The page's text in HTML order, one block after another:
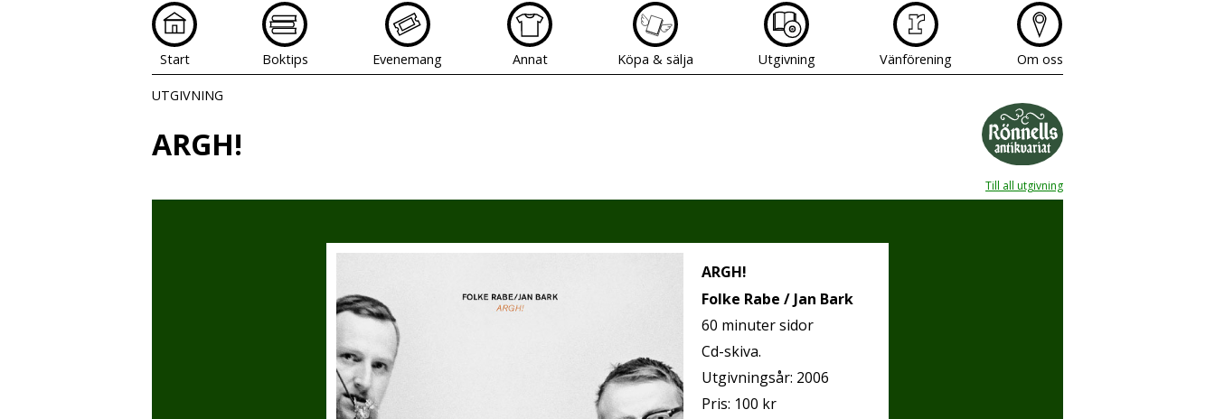
Start Boktips Evenemang Annat Köpa & sälja Utgivning Vänförening Om oss
UTGIVNING
ARGH!
Till all utgivning
ARGH!
Folke Rabe / Jan Bark
60 minuter sidor
Cd-skiva.
Utgivningsår: 2006
Pris: 100 kr